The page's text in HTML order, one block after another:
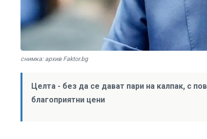
снимка: архив Faktor.bg
Целта - без да се дават пари на калпак, с
благоприятни цени